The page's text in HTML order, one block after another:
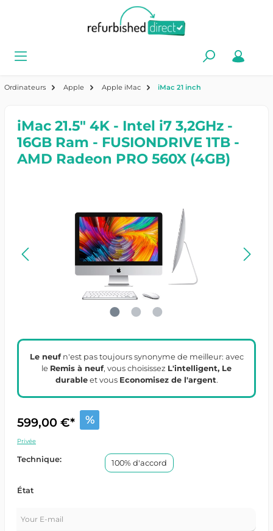
Ordinateurs Apple Apple iMac iMac 21 inch
iMac 21.5" 4K - Intel i7 3,2GHz -
16GB Ram - FUSIONDRIVE 1TB -
AMD Radeon PRO 560X (4GB)
Le neufn'est pas toujours synonyme de meilleur: avec
le Remis à neuf, vous choisissez L'intelligent, Le
durableet vous Economisez de l'argent.
599,00 €* %
Privée
Technique: 100% d'accord
État